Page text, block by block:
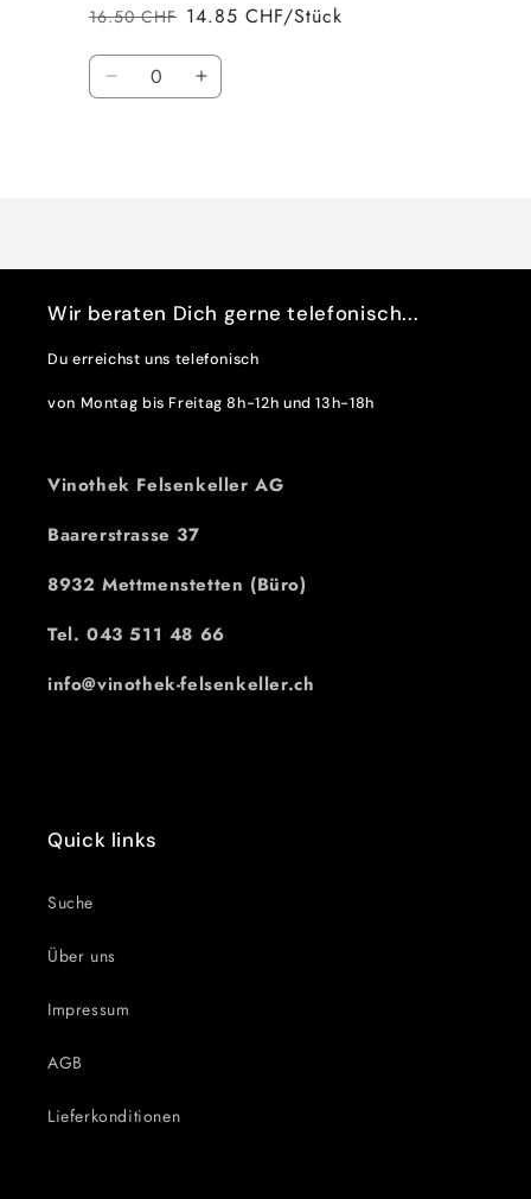
Normaler
Preis
16.50 CHF
Verkaufspreis14.85 CHF/Stück
Anzahl
VerringereErhöhe
Wir beraten Dich gerne telefonisch...
Du erreichst uns telefonisch
von Montag bis Freitag 8h-12h und 13h-18h
Vinothek Felsenkeller AG
Baarerstrasse 37
8932 Mettmenstetten (Büro)
Tel. 043 511 48 66
info@vinothek-felsenkeller.ch
Quick links
Suche
Über uns
Impressum
AGB
Lieferkonditionen